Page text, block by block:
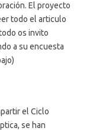
El proyecto
todo el articulo
os invito
a su encuesta
el Ciclo
se han